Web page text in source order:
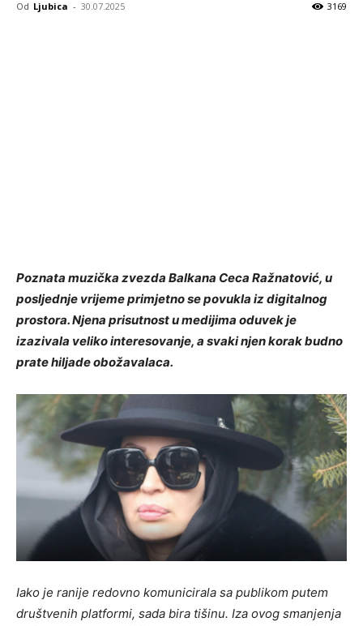
Od Ljubica - 30.07.2025 3169
Poznata muzička zvezda Balkana Ceca Ražnatović, u
posljednje vrijeme primjetno se povukla iz digitalnog
prostora. Njena prisutnost u medijima oduvek je
izazivala veliko interesovanje, a svaki njen korak budno
prate hiljade obožavalaca.
Iako je ranije redovno komunicirala sa publikom putem
društvenih platformi, sada bira tišinu. Iza ovog smanjenja